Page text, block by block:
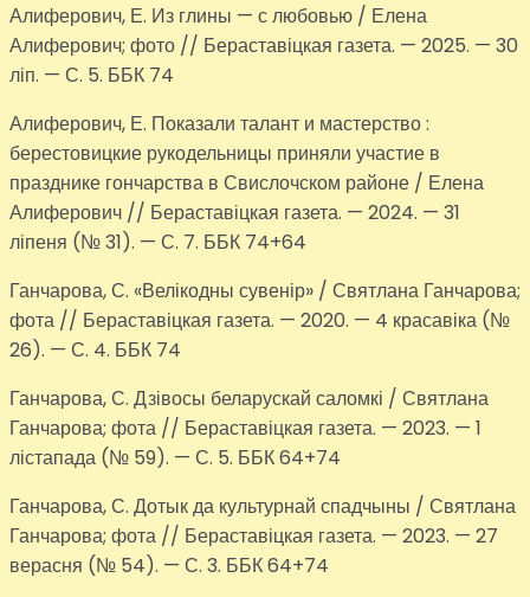
Алиферович, Е. Из глины — с любовью / Елена
Алиферович; фото // Бераставіцкая газета. — 2025. — 30
ліп. — С. 5. ББК 74
Алиферович, Е. Показали талант и мастерство :
берестовицкие рукодельницы приняли участие в
празднике гончарства в Свислочском районе / Елена
Алиферович // Бераставіцкая газета. — 2024. — 31
ліпеня (№ 31). — С. 7. ББК 74+64
Ганчарова, С. «Велікодны сувенір» / Святлана Ганчарова;
фота // Бераставіцкая газета. — 2020. — 4 красавіка (№
26). — С. 4. ББК 74
Ганчарова, С. Дзівосы беларускай саломкі / Святлана
Ганчарова; фота // Бераставіцкая газета. — 2023. — 1
лістапада (№ 59). — С. 5. ББК 64+74
Ганчарова, С. Дотык да культурнай спадчыны / Святлана
Ганчарова; фота // Бераставіцкая газета. — 2023. — 27
верасня (№ 54). — С. 3. ББК 64+74